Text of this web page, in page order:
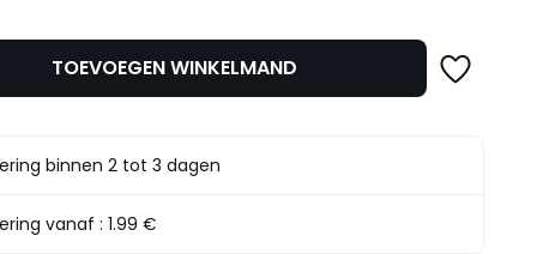
aankoop
naar
ervan
TOEVOEGEN WINKELMAND
binnen 2 tot 3 dagen
vanaf :1.99 €